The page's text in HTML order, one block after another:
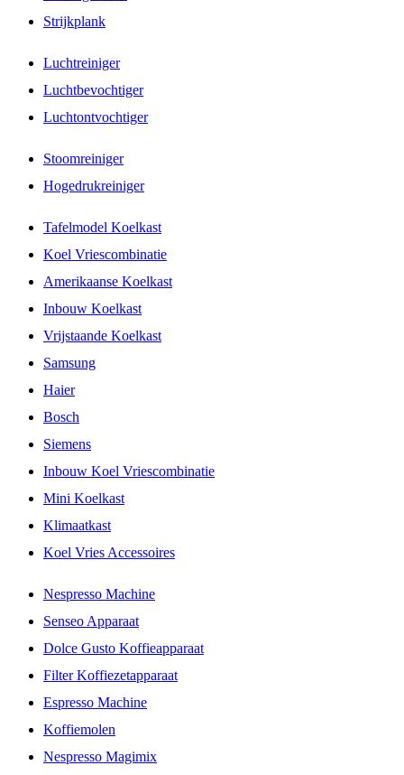
Strijkplank
Luchtreiniger
Luchtbevochtiger
Luchtontvochtiger
Stoomreiniger
Hogedrukreiniger
Tafelmodel Koelkast
Koel Vriescombinatie
Amerikaanse Koelkast
Inbouw Koelkast
Vrijstaande Koelkast
Samsung
Haier
Bosch
Siemens
Inbouw Koel Vriescombinatie
Mini Koelkast
Klimaatkast
Koel Vries Accessoires
Nespresso Machine
Senseo Apparaat
Dolce Gusto Koffieapparaat
Filter Koffiezetapparaat
Espresso Machine
Koffiemolen
Nespresso Magimix